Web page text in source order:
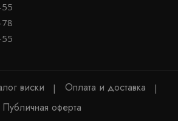
виски
Оплата и доставка
Публичная оферта